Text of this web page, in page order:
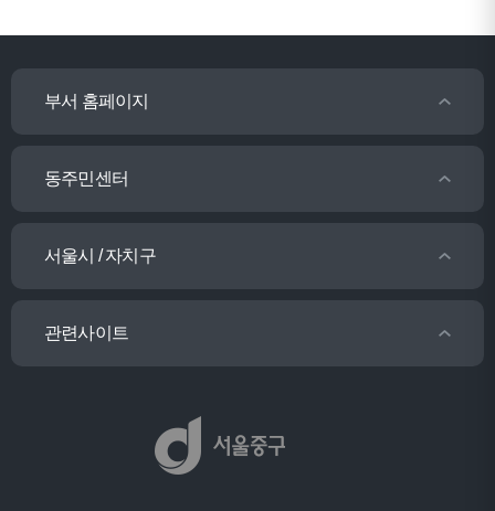
부서 홈페이지
동주민센터
서울시 / 자치구
관련사이트